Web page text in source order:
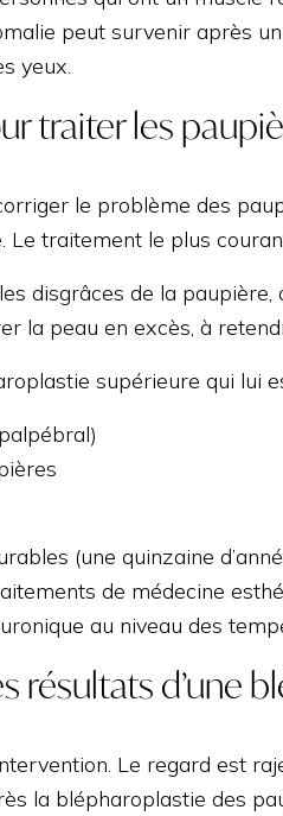
peut survenir après
yeux.
traiter les
le problème des
traitement le plus
disgrâces de la
la peau en excès, à
supérieure qui lui
(une quinzaine
de médecine
au niveau des
d’une
Le regard est
la blépharoplastie des